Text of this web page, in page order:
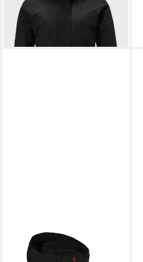
-9%
BERGSON
Regenjacke